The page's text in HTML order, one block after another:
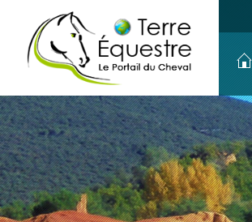
Randonnées équestres